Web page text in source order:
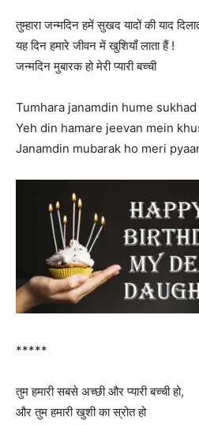
तुम्हारा जन्मदिन हमें सुखद यादों की याद
यह दिन हमारे जीवन में खुशियाँ लाता हैं !
जन्मदिन मुबारक हो मेरी प्यारी बच्ची
Tumhara janamdin hume
Yeh din hamare jeevan mein
Janamdin mubarak ho meri
*****
तुम हमारी सबसे अच्छी और प्यारी बच्ची हो,
और तुम हमारी खुशी का स्रोत हो